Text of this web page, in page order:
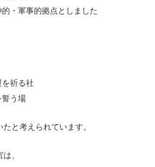
・軍事的拠点としました
祈る社
誓う場
と考えられています。
、